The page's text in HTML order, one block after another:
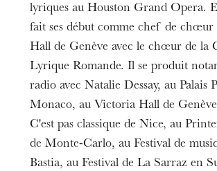
lyriques au Houston Grand Opera.
fait ses début comme chef de
Hall de Genève avec le chœur de la
Lyrique Romande. Il se produit
radio avec Natalie Dessay, au Palais
Monaco, au Victoria Hall de
C'est pas classique de Nice, au
de Monte-Carlo, au Festival de
Bastia, au Festival de La Sarraz en